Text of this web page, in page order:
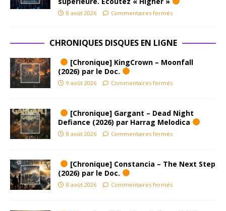
8 août 2026 Commentaires fermés
CHRONIQUES DISQUES EN LIGNE
[Chronique] KingCrown – Moonfall
(2026) par le Doc.
9 août 2026 Commentaires fermés
[Chronique] Gargant – Dead Night
Defiance (2026) par Harrag Melodica
8 août 2026 Commentaires fermés
[Chronique] Constancia – The Next Step
(2026) par le Doc.
8 août 2026 Commentaires fermés